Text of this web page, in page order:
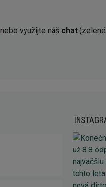
nebo využijte náš chat